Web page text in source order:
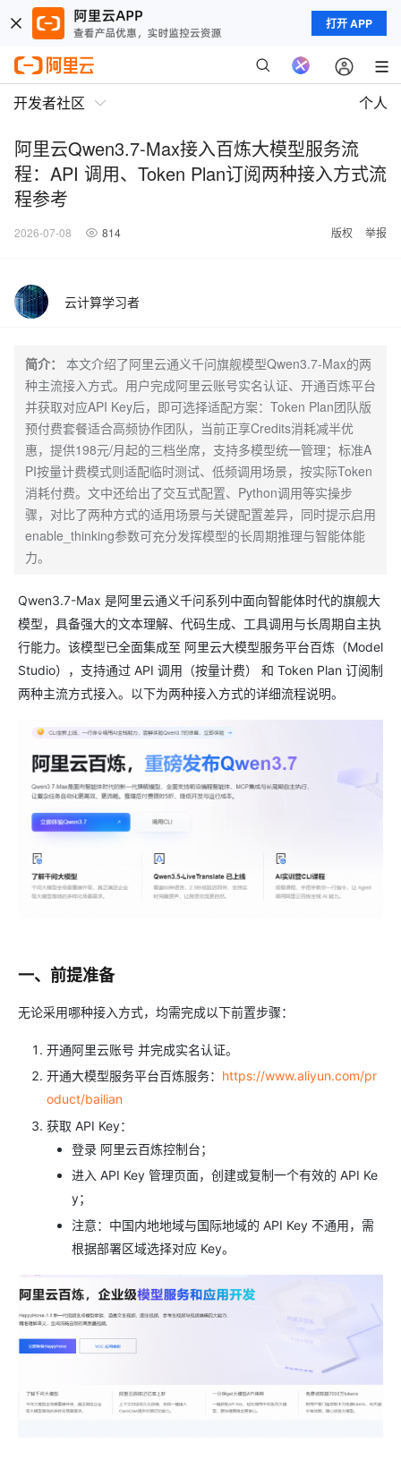
打开 APP
开发者社区 个人
阿里云Qwen3.7-Max接入百炼大模型服务流
程：API 调用、Token Plan订阅两种接入方式流
程参考
2026-07-08 814 版权 举报
云计算学习者
简介：
本文介绍了阿里云通义千问旗舰模型Qwen3.7-Max的两
种主流接入方式。用户完成阿里云账号实名认证、开通百炼平台
并获取对应API Key后，即可选择适配方案：Token Plan团队版
预付费套餐适合高频协作团队，当前正享Credits消耗减半优
惠，提供198元/月起的三档坐席，支持多模型统一管理；标准A
PI按量计费模式则适配临时测试、低频调用场景，按实际Token
消耗付费。文中还给出了交互式配置、Python调用等实操步
骤，对比了两种方式的适用场景与关键配置差异，同时提示启用
enable_thinking参数可充分发挥模型的长周期推理与智能体能
力。
Qwen3.7-Max 是阿里云通义千问系列中面向智能体时代的旗舰大
模型，具备强大的文本理解、代码生成、工具调用与长周期自主执
行能力。该模型已全面集成至 阿里云大模型服务平台百炼（Model
Studio），支持通过 API 调用（按量计费） 和 Token Plan 订阅制
两种主流方式接入。以下为两种接入方式的详细流程说明。
一、前提准备
无论采用哪种接入方式，均需完成以下前置步骤：
开通阿里云账号 并完成实名认证。
开通大模型服务平台百炼服务： https://www.aliyun.com/pr
oduct/bailian
获取 API Key：
登录 阿里云百炼控制台；
进入 API Key 管理页面，创建或复制一个有效的 API Ke
y；
注意：中国内地地域与国际地域的 API Key 不通用，需
根据部署区域选择对应 Key。